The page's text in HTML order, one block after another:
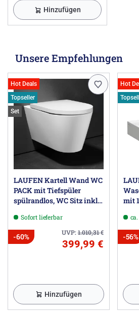
Hinzufügen
Unsere Empfehlungen
Hot Deals
Topseller
Set
LAUFEN Kartell Wand WC
PACK mit Tiefspüler
spülrandlos, WC Sitz inkl.
EasyFit
Sofort lieferbar
UVP:1.010,31€
-60%
399,99 €
Hinzufügen
Hot
mit
-56%